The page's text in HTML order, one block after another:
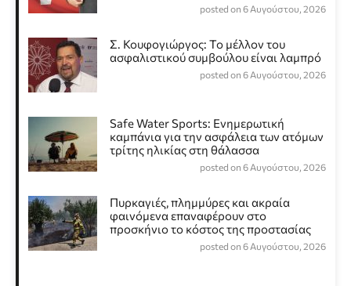
posted on 6 Αυγούστου, 2026
Σ. Κουφογιώργος: To μέλλον του
ασφαλιστικού συμβούλου είναι λαμπρό
posted on 6 Αυγούστου, 2026
Safe Water Sports: Eνημερωτική
καμπάνια για την ασφάλεια των ατόμων
τρίτης ηλικίας στη θάλασσα
posted on 6 Αυγούστου, 2026
Πυρκαγιές, πλημμύρες και ακραία
φαινόμενα επαναφέρουν στο
προσκήνιο το κόστος της προστασίας
posted on 6 Αυγούστου, 2026